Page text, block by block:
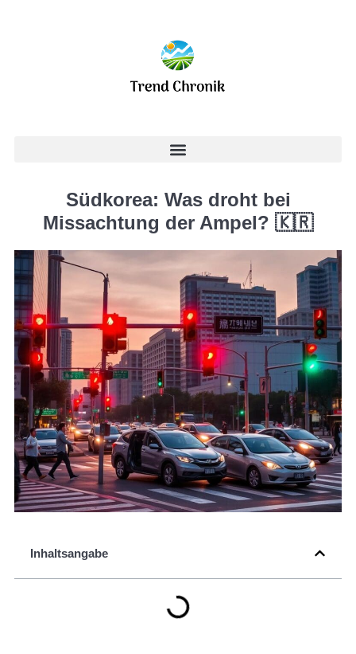
Südkorea: Was droht bei
Missachtung der Ampel? 🇰🇷
Inhaltsangabe